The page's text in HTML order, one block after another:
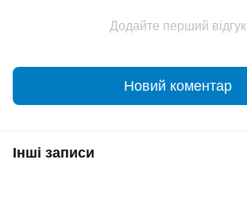
Додайте перший відгук
Новий коментар
Інші записи